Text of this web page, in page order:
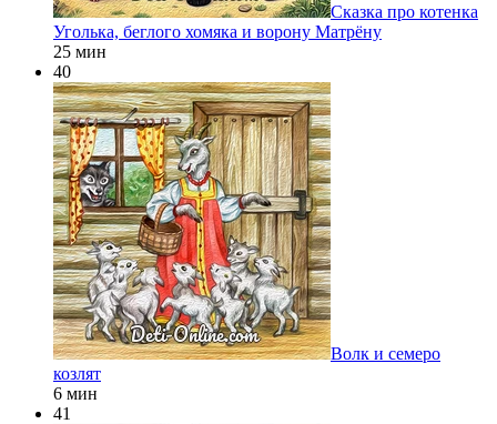
Сказка про котенка
Уголька, беглого хомяка и ворону Матрёну
25 мин
40
Волк и семеро
козлят
6 мин
41